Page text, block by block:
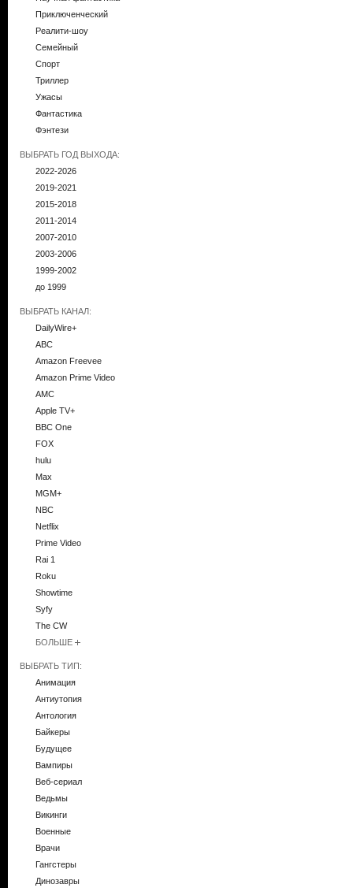
Приключенческий
Реалити-шоу
Семейный
Спорт
Триллер
Ужасы
Фантастика
Фэнтези
ВЫБРАТЬ ГОД ВЫХОДА:
2022-2026
2019-2021
2015-2018
2011-2014
2007-2010
2003-2006
1999-2002
до 1999
ВЫБРАТЬ КАНАЛ:
DailyWire+
ABC
Amazon Freevee
Amazon Prime Video
AMC
Apple TV+
BBC One
FOX
hulu
Max
MGM+
NBC
Netflix
Prime Video
Rai 1
Roku
Showtime
Syfy
The CW
БОЛЬШЕ
ВЫБРАТЬ ТИП:
Анимация
Антиутопия
Антология
Байкеры
Будущее
Вампиры
Веб-сериал
Ведьмы
Викинги
Военные
Врачи
Гангстеры
Динозавры